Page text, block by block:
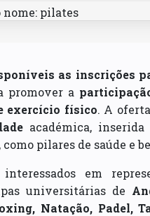
as inscrições
promover a
exercício físico. A
académica,
pilares de saúde e
em
universitárias de
Natação, Padel,